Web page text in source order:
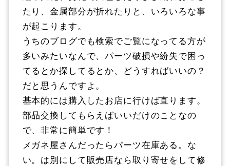
たり、金属部分が折れたりと、いろいろな事
が起こります。
うちのブログでも検索でご覧になってる方が
多いみたいなんで、パーツ破損や紛失で困っ
てるとか探してるとか、どうすればいいの？
だと思うんですよ。
基本的には購入したお店に行けば直ります。
部品交換してもらえばいいだけのことなの
で、非常に簡単です！
メガネ屋さんだったらパーツ在庫ある。な
い。は別にして販売店なら取り寄せをして修